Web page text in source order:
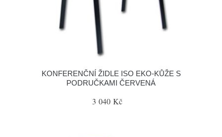
KONFERENČNÍ ŽIDLE ISO EKO-KŮŽE S
PODRUČKAMI ČERVENÁ
3 040 Kč